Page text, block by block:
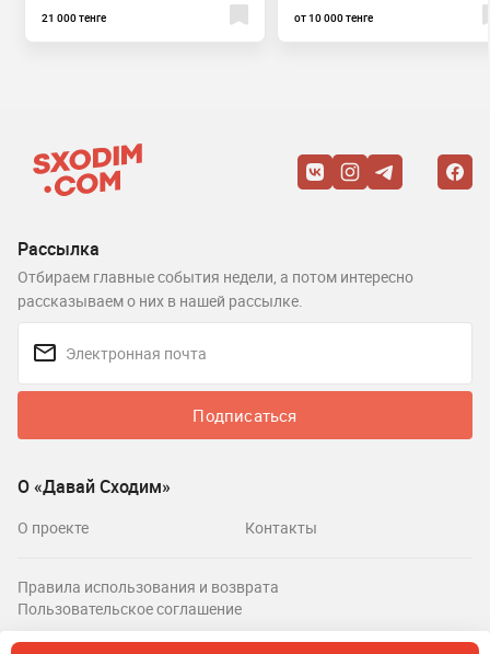
21 000 тенге
от 10 000 тенге
Рассылка
Отбираем главные события недели, а потом интересно
рассказываем о них в нашей рассылке.
Подписаться
О «Давай Сходим»
О проекте Контакты
Правила использования и возврата
Пользовательское соглашение